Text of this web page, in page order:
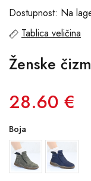
Dostupnost: Na
Tablica veličina
Ženske
28.60 €
Boja